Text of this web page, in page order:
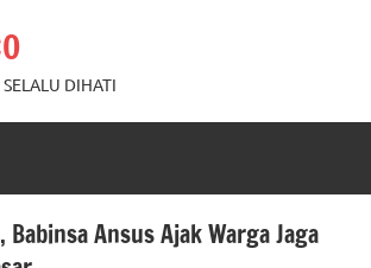
DIHATI
Babinsa Ansus Ajak Warga Jaga